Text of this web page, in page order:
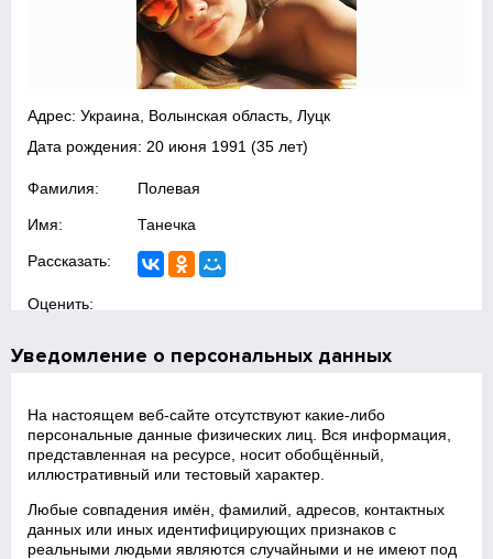
Адрес: Украина, Волынская область, Луцк
Дата рождения: 20 июня 1991 (35 лет)
Фамилия: Полевая
Имя: Танечка
Рассказать:
Оценить:
Уведомление о персональных данных
На настоящем веб‑сайте отсутствуют какие‑либо
персональные данные физических лиц. Вся информация,
представленная на ресурсе, носит обобщённый,
иллюстративный или тестовый характер.
Любые совпадения имён, фамилий, адресов, контактных
данных или иных идентифицирующих признаков с
реальными людьми являются случайными и не имеют под